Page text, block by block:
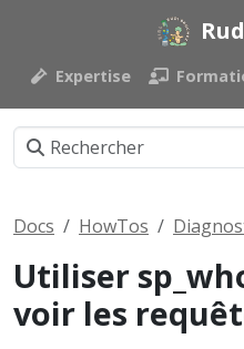
Expertise
Docs HowTos
Utiliser
voir les